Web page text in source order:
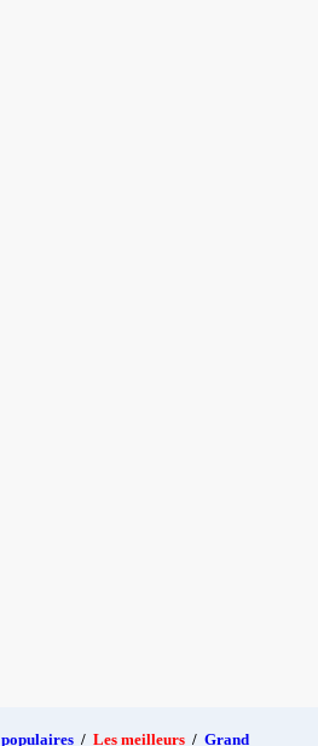
populaires / Les meilleurs / Grand